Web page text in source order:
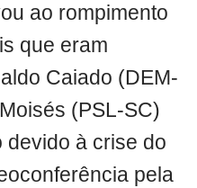
ao rompimento
que eram
Caiado (DEM-
(PSL-SC)
devido à crise do
pela